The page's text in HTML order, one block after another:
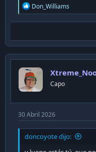
R
e
a
i
o
n
s
:
Don_Williams
Capo
30 Abril 2026
doncoyote dijo: